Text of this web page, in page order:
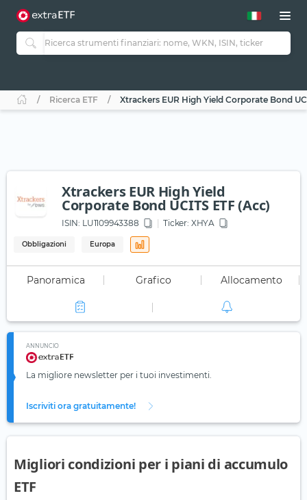
Ricerca ETF Xtrackers EUR High Yield Corporate Bond
Xtrackers EUR High Yield
Corporate Bond UCITS ETF (Acc)
ISIN: LU1109943388 Ticker: XHYA
Obbligazioni Europa
Panoramica Grafico Allocamento
ANNUNCIO
La migliore newsletter per i tuoi investimenti.
Iscriviti ora gratuitamente!
Migliori condizioni per i piani di accumulo
ETF